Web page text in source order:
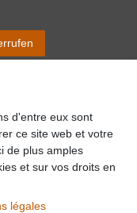
AKZEPTIEREN
d'entre eux sont
ce site web et votre
de plus amples
et sur vos droits en
légales